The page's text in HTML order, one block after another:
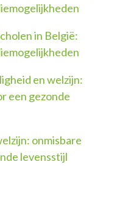
in België:
en welzijn:
een gezonde
onmisbare
levensstijl